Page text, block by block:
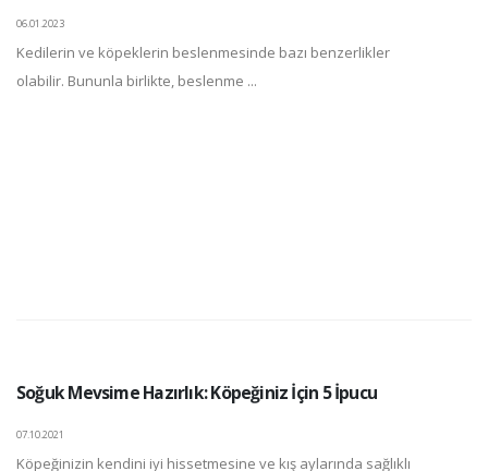
06.01.2023
Kedilerin ve köpeklerin beslenmesinde bazı benzerlikler
olabilir. Bununla birlikte, beslenme ...
Soğuk Mevsime Hazırlık: Köpeğiniz İçin 5 İpucu
07.10.2021
Köpeğinizin kendini iyi hissetmesine ve kış aylarında sağlıklı